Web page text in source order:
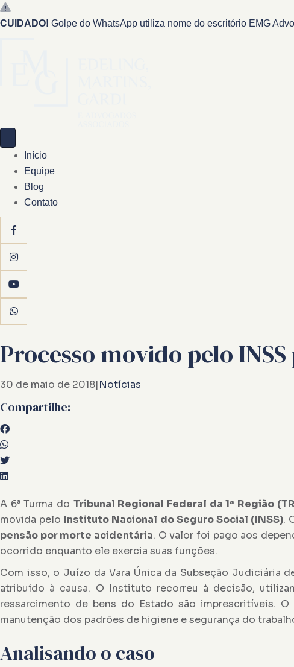
CUIDADO! Golpe do WhatsApp utiliza nome do escritório EMG
Início
Equipe
Blog
Contato
Processo movido pelo
30 de maio de 2018|Notícias
Compartilhe:
A 6ª Turma do Tribunal Regional Federal da 1ª Região
movida pelo Instituto Nacional do Seguro Social (INSS).
pensão por morte acidentária. O valor foi pago aos
ocorrido enquanto ele exercia suas funções.
Com isso, o Juízo da Vara Única da Subseção Judiciária
atribuído à causa. O Instituto recorreu à decisão,
ressarcimento de bens do Estado são imprescritíveis.
manutenção dos padrões de higiene e segurança do
Analisando o caso